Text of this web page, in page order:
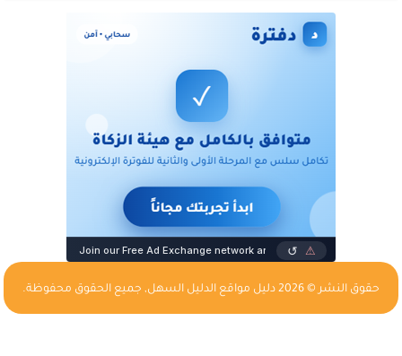
حقوق النشر © 2026 دليل مواقع الدليل السهل, جميع الحقوق محفوظة.